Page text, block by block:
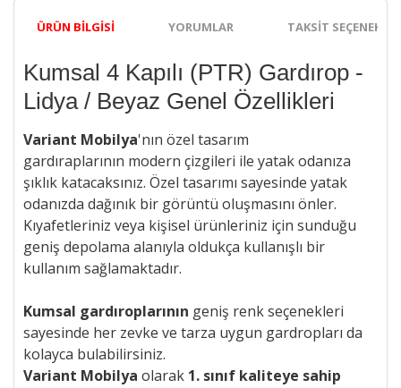
ÜRÜN BILGISI YORUMLAR TAKSIT
Kumsal 4 Kapılı (PTR) Gardırop -
Lidya / Beyaz Genel Özellikleri
Variant Mobilya'nın özel tasarım
gardıraplarının modern çizgileri ile yatak odanıza
şıklık katacaksınız. Özel tasarımı sayesinde yatak
odanızda dağınık bir görüntü oluşmasını önler.
Kıyafetleriniz veya kişisel ürünleriniz için sunduğu
geniş depolama alanıyla oldukça kullanışlı bir
kullanım sağlamaktadır.
Kumsal gardıroplarının geniş renk seçenekleri
sayesinde her zevke ve tarza uygun gardropları da
kolayca bulabilirsiniz.
Variant Mobilya olarak 1. sınıf kaliteye sahip